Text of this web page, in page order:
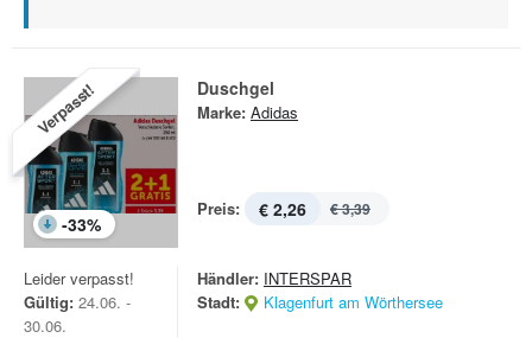
Verpasst!
-33%
Duschgel
Marke: Adidas
Preis: € 2,26 € 3,39
Leider verpasst!
Gültig: 24.06. -
30.06.
Händler: INTERSPAR
Stadt:
Klagenfurt am Wörthersee